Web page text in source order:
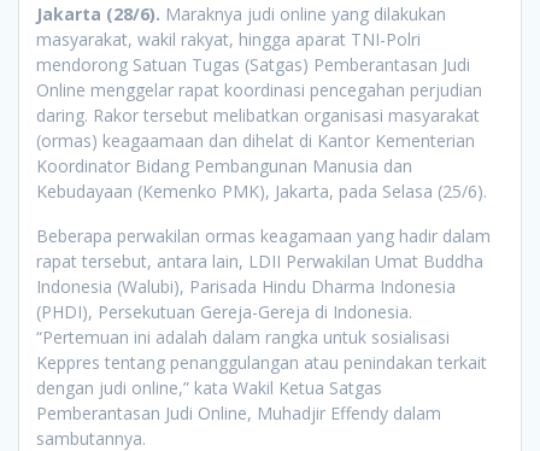
Jakarta (28/6). Maraknya judi online yang dilakukan
masyarakat, wakil rakyat, hingga aparat TNI-Polri
mendorong Satuan Tugas (Satgas) Pemberantasan Judi
Online menggelar rapat koordinasi pencegahan perjudian
daring. Rakor tersebut melibatkan organisasi masyarakat
(ormas) keagaamaan dan dihelat di Kantor Kementerian
Koordinator Bidang Pembangunan Manusia dan
Kebudayaan (Kemenko PMK), Jakarta, pada Selasa (25/6).
Beberapa perwakilan ormas keagamaan yang hadir dalam
rapat tersebut, antara lain, LDII Perwakilan Umat Buddha
Indonesia (Walubi), Parisada Hindu Dharma Indonesia
(PHDI), Persekutuan Gereja-Gereja di Indonesia.
“Pertemuan ini adalah dalam rangka untuk sosialisasi
Keppres tentang penanggulangan atau penindakan terkait
dengan judi online,” kata Wakil Ketua Satgas
Pemberantasan Judi Online, Muhadjir Effendy dalam
sambutannya.